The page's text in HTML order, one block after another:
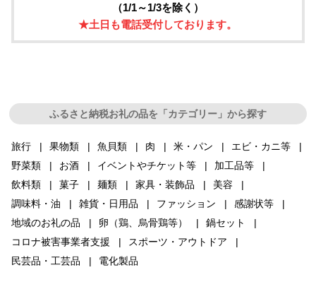
（1/1～1/3を除く）
★土日も電話受付しております。
ふるさと納税お礼の品を「カテゴリー」から探す
旅行 果物類 魚貝類 肉 米・パン
エビ・カニ等
野菜類
お酒 イベントやチケット等
加工品等
飲料類
菓子 麺類 家具・装飾品
美容
調味料・油
雑貨・日用品 ファッション
感謝状等
地域のお礼の品
卵（鶏、烏骨鶏等）
鍋セット
コロナ被害事業者支援
スポーツ・アウトドア
民芸品・工芸品
電化製品